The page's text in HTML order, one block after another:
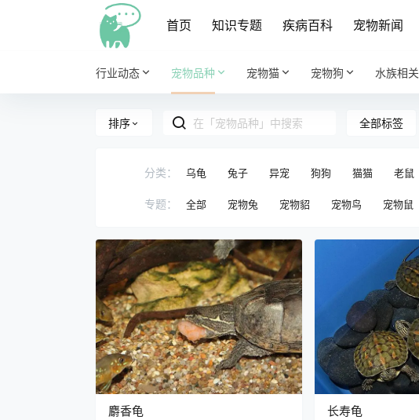
首页 知识专题 疾病百科 宠物新闻
行业动态 宠物品种 宠物猫 宠物狗 水族相关
排序 全部标签
分类： 乌龟 兔子 异宠 狗狗 猫猫 老鼠
专题： 全部 宠物兔 宠物貂 宠物鸟 宠物鼠
麝香龟 长寿龟